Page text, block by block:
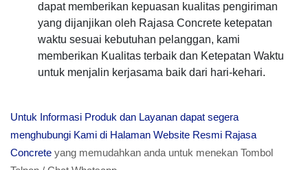
dapat memberikan kepuasan kualitas pengiriman
yang dijanjikan oleh Rajasa Concrete ketepatan
waktu sesuai kebutuhan pelanggan, kami
memberikan Kualitas terbaik dan Ketepatan Waktu
untuk menjalin kerjasama baik dari hari-kehari.
Untuk Informasi Produk dan Layanan dapat segera
menghubungi Kami di Halaman Website Resmi Rajasa
Concrete yang memudahkan anda untuk menekan Tombol